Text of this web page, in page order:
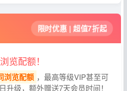
限时优惠 | 超值7折起
览配额！
浏览配额 ，最高等级VIP甚至可
升级，额外赠送7天会员时间！